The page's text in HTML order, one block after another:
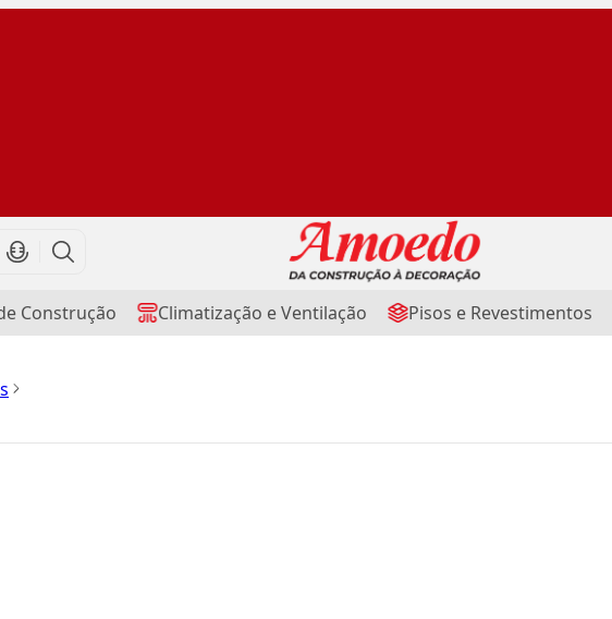
Construção Climatização e Ventilação Pisos e Revestimentos